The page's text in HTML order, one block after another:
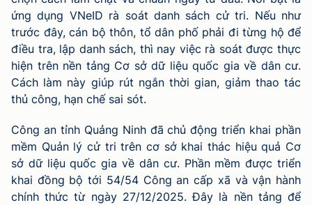
ứng dụng VNeID rà soát danh sách cử tri. Nếu như
trước đây, cán bộ thôn, tổ dân phố phải đi từng hộ để
điều tra, lập danh sách, thì nay việc rà soát được thực
hiện trên nền tảng Cơ sở dữ liệu quốc gia về dân cư.
Cách làm này giúp rút ngắn thời gian, giảm thao tác
thủ công, hạn chế sai sót.
Công an tỉnh Quảng Ninh đã chủ động triển khai phần
mềm Quản lý cử tri trên cơ sở khai thác hiệu quả Cơ
sở dữ liệu quốc gia về dân cư. Phần mềm được triển
khai đồng bộ tới 54/54 Công an cấp xã và vận hành
chính thức từ ngày 27/12/2025. Đây là nền tảng để